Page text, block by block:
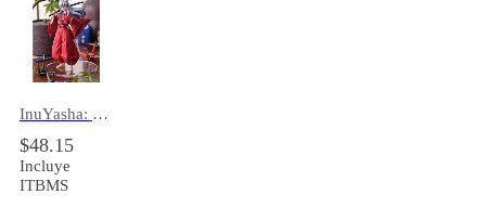
InuYasha: The Final Act Pop Up Parade Inuyasha
$48.15
Incluye
ITBMS